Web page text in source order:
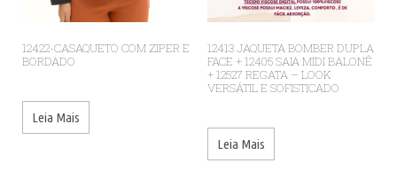
12422-CASAQUETO COM ZIPER E
BORDADO
Leia Mais
12413 JAQUETA BOMBER DUPLA
FACE + 12405 SAIA MIDI BALONÊ
+ 12527 REGATA – LOOK
VERSÁTIL E SOFISTICADO
Leia Mais